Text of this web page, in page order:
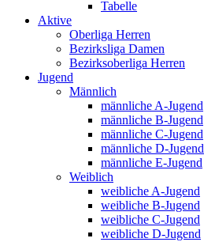
Tabelle
Aktive
Oberliga Herren
Bezirksliga Damen
Bezirksoberliga Herren
Jugend
Männlich
männliche A-Jugend
männliche B-Jugend
männliche C-Jugend
männliche D-Jugend
männliche E-Jugend
Weiblich
weibliche A-Jugend
weibliche B-Jugend
weibliche C-Jugend
weibliche D-Jugend